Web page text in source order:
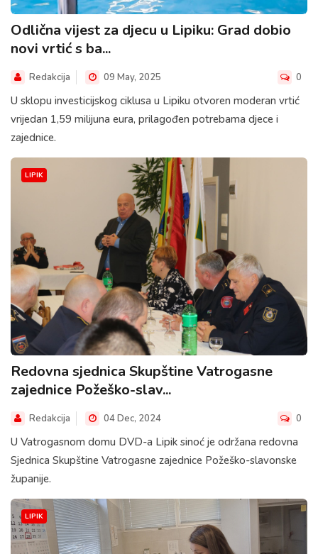
Odlična vijest za djecu u Lipiku: Grad dobio
novi vrtić s ba...
Redakcija 09 May, 2025 0
U sklopu investicijskog ciklusa u Lipiku otvoren moderan vrtić
vrijedan 1,59 milijuna eura, prilagođen potrebama djece i
zajednice.
LIPIK
Redovna sjednica Skupštine Vatrogasne
zajednice Požeško-slav...
Redakcija 04 Dec, 2024 0
U Vatrogasnom domu DVD-a Lipik sinoć je održana redovna
Sjednica Skupštine Vatrogasne zajednice Požeško-slavonske
županije.
LIPIK